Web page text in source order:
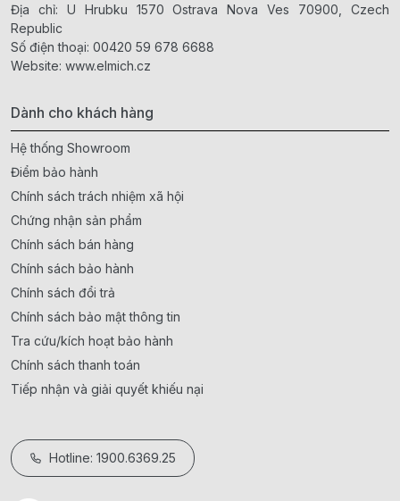
Địa chỉ: U Hrubku 1570 Ostrava Nova Ves 70900, Czech
Republic
Số điện thoại: 00420 59 678 6688
Website: www.elmich.cz
Dành cho khách hàng
Hệ thống Showroom
Điểm bảo hành
Chính sách trách nhiệm xã hội
Chứng nhận sản phẩm
Chính sách bán hàng
Chính sách bảo hành
Chính sách đổi trả
Chính sách bảo mật thông tin
Tra cứu/kích hoạt bảo hành
Chính sách thanh toán
Tiếp nhận và giải quyết khiếu nại
Hotline: 1900.6369.25